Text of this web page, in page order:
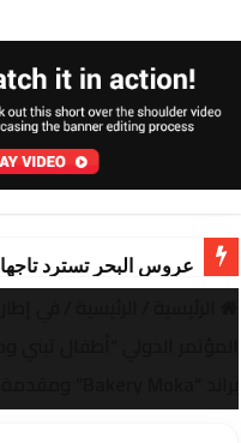
عروس البحر تسترد